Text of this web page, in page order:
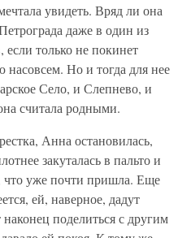
увидеть. Вряд ли она
даже в один из
только не покинет
Но и тогда для нее
Село, и Слепнево, и
считала родными.
Анна остановилась,
закуталась в пальто и
что уже почти пришла. Еще
ей, наверное, дадут
поделиться с другим